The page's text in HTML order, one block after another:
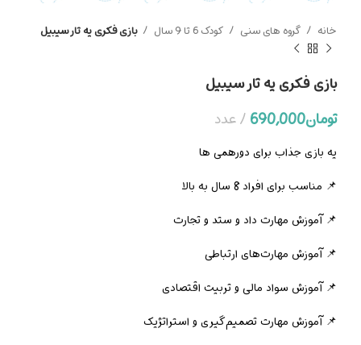
خانه گروه های سنی کودک 6 تا 9 سال بازی فکری یه تار سیبیل
بازی فکری یه تار سیبیل
تومان690,000 عدد
یه بازی جذاب برای دورهمی ها
📌 مناسب برای افراد 8 سال به بالا
📌 آموزش مهارت داد و ستد و تجارت
📌 آموزش مهارت‌های ارتباطی
📌 آموزش سواد مالی و تربیت اقتصادی
📌 آموزش مهارت تصمیم‌گیری و استراتژیک